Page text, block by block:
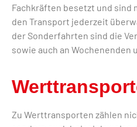
Fachkräften besetzt und sind
den Transport jederzeit
der Sonderfahrten sind die
sowie auch an Wochenenden
Zu Werttransporten zählen